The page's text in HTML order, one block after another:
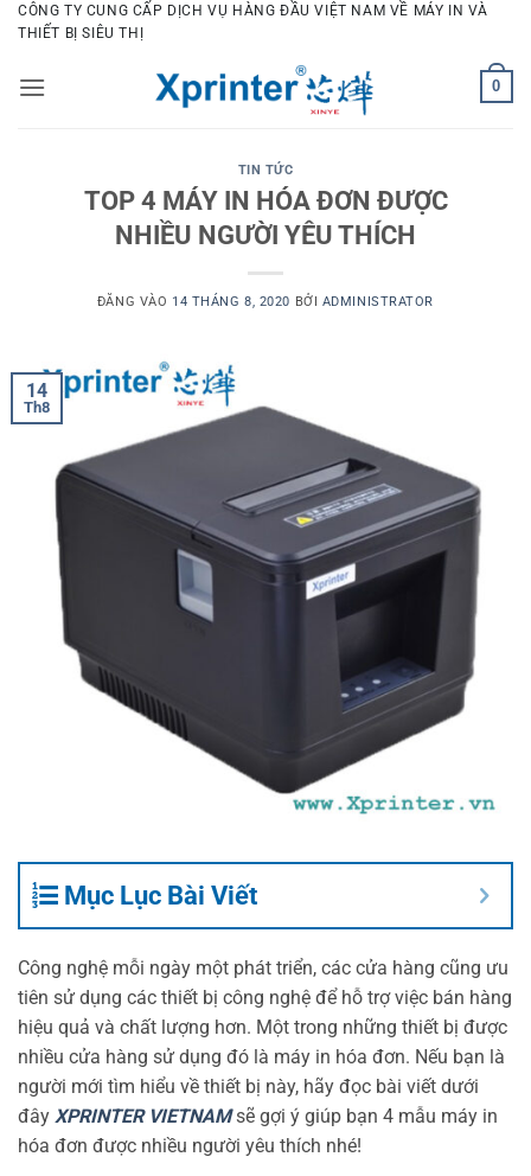
Bỏ
qua
dung
CÔNG TY CUNG CẤP DỊCH VỤ HÀNG ĐẦU VIỆT NAM VỀ MÁY IN VÀ
THIẾT BỊ SIÊU THỊ
0
TIN TỨC
TOP 4 MÁY IN HÓA ĐƠN ĐƯỢC
NHIỀU NGƯỜI YÊU THÍCH
ĐĂNG VÀO 14 THÁNG 8, 2020 BỞI ADMINISTRATOR
14
Th8
Mục Lục Bài Viết
Công nghệ mỗi ngày một phát triển, các cửa hàng cũng ưu
tiên sử dụng các thiết bị công nghệ để hỗ trợ việc bán hàng
hiệu quả và chất lượng hơn. Một trong những thiết bị được
nhiều cửa hàng sử dụng đó là máy in hóa đơn. Nếu bạn là
người mới tìm hiểu về thiết bị này, hãy đọc bài viết dưới
đây XPRINTER VIETNAMsẽ gợi ý giúp bạn 4 mẫu máy in
hóa đơn được nhiều người yêu thích nhé!